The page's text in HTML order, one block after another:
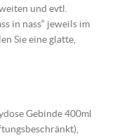
und evtl.
in nass“ jeweils im
Sie eine glatte,
Gebinde 400ml